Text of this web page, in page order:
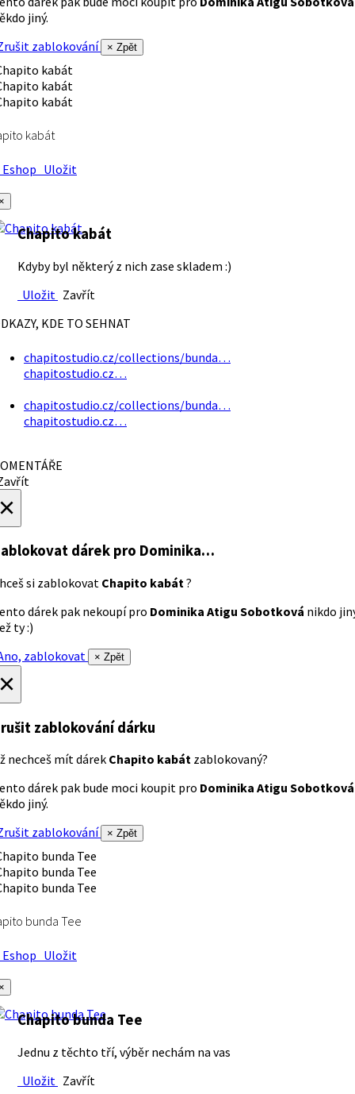
jiný.
zablokování
× Zpět
kabát
Uložit
Chapito kabát
Kdyby byl některý z nich zase skladem :)
Uložit Zavřít
KDE TO SEHNAT
chapitostudio.cz/collections/bunda…
chapitostudio.cz…
chapitostudio.cz/collections/bunda…
chapitostudio.cz…
dárek pro Dominika…
si zablokovat Chapito kabát ?
dárek pak nekoupí pro Dominika Atigu Sobotková nikdo
ty :)
zablokovat
× Zpět
zablokování dárku
nechceš mít dárek Chapito kabát zablokovaný?
dárek pak bude moci koupit pro Dominika Atigu Sobotková
jiný.
zablokování
× Zpět
bunda Tee
Uložit
Chapito bunda Tee
Jednu z těchto tří, výběr nechám na vas
Uložit Zavřít